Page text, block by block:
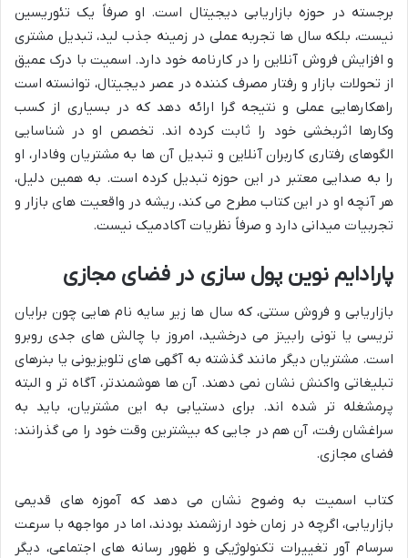
برجسته در حوزه بازاریابی دیجیتال است. او صرفاً یک تئوریسین
نیست، بلکه سال ها تجربه عملی در زمینه جذب لید، تبدیل مشتری
و افزایش فروش آنلاین را در کارنامه خود دارد. اسمیت با درک عمیق
از تحولات بازار و رفتار مصرف کننده در عصر دیجیتال، توانسته است
راهکارهایی عملی و نتیجه گرا ارائه دهد که در بسیاری از کسب
وکارها اثربخشی خود را ثابت کرده اند. تخصص او در شناسایی
الگوهای رفتاری کاربران آنلاین و تبدیل آن ها به مشتریان وفادار، او
را به صدایی معتبر در این حوزه تبدیل کرده است. به همین دلیل،
هر آنچه او در این کتاب مطرح می کند، ریشه در واقعیت های بازار و
تجربیات میدانی دارد و صرفاً نظریات آکادمیک نیست.
پارادایم نوین پول سازی در فضای مجازی
بازاریابی و فروش سنتی، که سال ها زیر سایه نام هایی چون برایان
تریسی یا تونی رابینز می درخشید، امروز با چالش های جدی روبرو
است. مشتریان دیگر مانند گذشته به آگهی های تلویزیونی یا بنرهای
تبلیغاتی واکنش نشان نمی دهند. آن ها هوشمندتر، آگاه تر و البته
پرمشغله تر شده اند. برای دستیابی به این مشتریان، باید به
سراغشان رفت، آن هم در جایی که بیشترین وقت خود را می گذرانند:
فضای مجازی.
کتاب اسمیت به وضوح نشان می دهد که آموزه های قدیمی
بازاریابی، اگرچه در زمان خود ارزشمند بودند، اما در مواجهه با سرعت
سرسام آور تغییرات تکنولوژیکی و ظهور رسانه های اجتماعی، دیگر